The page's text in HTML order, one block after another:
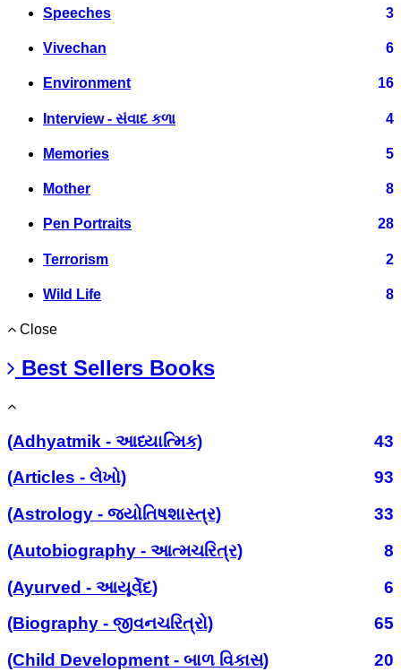
Speeches 3
Vivechan 6
Environment 16
Interview - સંવાદ કળા 4
Memories 5
Mother 8
Pen Portraits 28
Terrorism 2
Wild Life 8
Close
Best Sellers Books
(Adhyatmik - આધ્યાત્મિક)
43
(Articles - લેખો)
93
(Astrology - જ્યોતિષશાસ્ત્ર)
33
(Autobiography - આત્મચરિત્ર)
8
(Ayurved - આયૂર્વેદ)
6
(Biography - જીવનચરિત્રો)
65
(Child Development - બાળ વિકાસ)
20